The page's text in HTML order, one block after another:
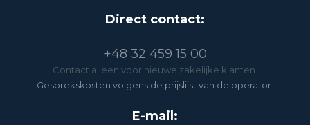
Direct contact:
+48 32 459 15 00
Contact alleen voor nieuwe zakelijke klanten.
Gesprekskosten volgens de prijslijst van de operator.
E-mail: